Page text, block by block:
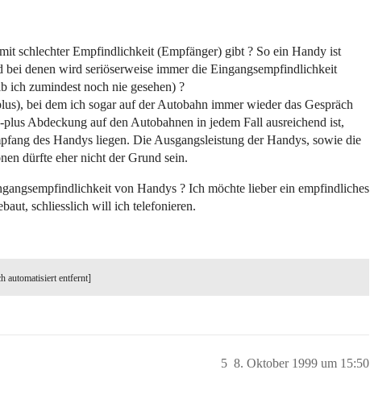
schlechter Empfindlichkeit (Empfänger) gibt ? So ein Handy ist
bei denen wird seriöserweise immer die Eingangsempfindlichkeit
ich zumindest noch nie gesehen) ?
bei dem ich sogar auf der Autobahn immer wieder das Gespräch
Abdeckung auf den Autobahnen in jedem Fall ausreichend ist,
des Handys liegen. Die Ausgangsleistung der Handys, sowie die
dürfte eher nicht der Grund sein.
von Handys ? Ich möchte lieber ein empfindliches
schliesslich will ich telefonieren.
automatisiert entfernt]
8. Oktober 1999 um 15:50
5